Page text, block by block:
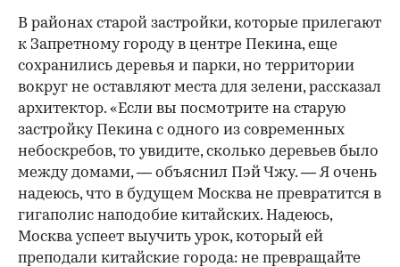
В районах старой застройки, которые прилегают
к Запретному городу в центре Пекина, еще
сохранились деревья и парки, но территории
вокруг не оставляют места для зелени, рассказал
архитектор. «Если вы посмотрите на старую
застройку Пекина с одного из современных
небоскребов, то увидите, сколько деревьев было
между домами, — объяснил Пэй Чжу. — Я очень
надеюсь, что в будущем Москва не превратится в
гигаполис наподобие китайских. Надеюсь,
Москва успеет выучить урок, который ей
преподали китайские города: не превращайте